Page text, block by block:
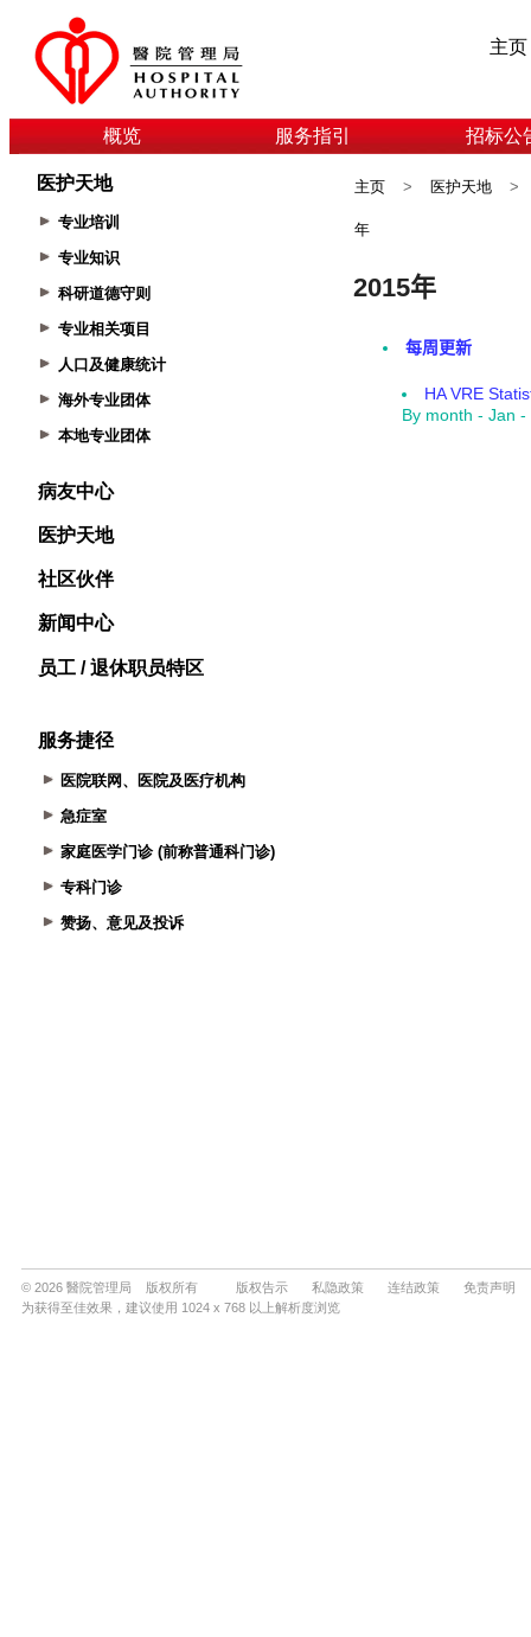
主页
概览 服务指引 招标公
医护天地
专业培训
专业知识
科研道德守则
专业相关项目
人口及健康统计
海外专业团体
本地专业团体
病友中心
医护天地
社区伙伴
新闻中心
员工 / 退休职员特区
服务捷径
医院联网、医院及医疗机构
急症室
家庭医学门诊 (前称普通科门诊)
专科门诊
赞扬、意见及投诉
主页 > 医护天地 >
年
© 2026 醫院管理局 版权所有 版权告示 私隐政策 连结政策
免责声明
为获得至佳效果，建议使用 1024 x 768 以上解析度浏览